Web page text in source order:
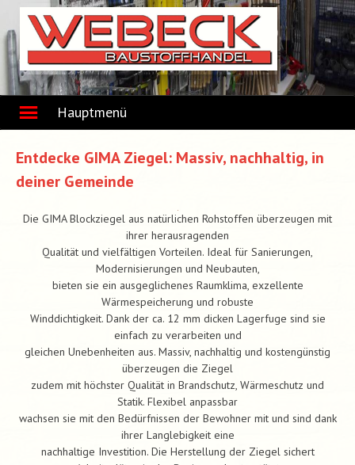
content
Hauptmenü
Entdecke GIMA Ziegel: Massiv, nachhaltig, in
deiner Gemeinde
Die GIMA Blockziegel aus natürlichen Rohstoffen überzeugen mit
ihrer herausragenden
Qualität und vielfältigen Vorteilen. Ideal für Sanierungen,
Modernisierungen und Neubauten,
bieten sie ein ausgeglichenes Raumklima, exzellente
Wärmespeicherung und robuste
Winddichtigkeit. Dank der ca. 12 mm dicken Lagerfuge sind sie
einfach zu verarbeiten und
gleichen Unebenheiten aus. Massiv, nachhaltig und kostengünstig
überzeugen die Ziegel
zudem mit höchster Qualität in Brandschutz, Wärmeschutz und
Statik. Flexibel anpassbar
wachsen sie mit den Bedürfnissen der Bewohner mit und sind dank
ihrer Langlebigkeit eine
nachhaltige Investition. Die Herstellung der Ziegel sichert